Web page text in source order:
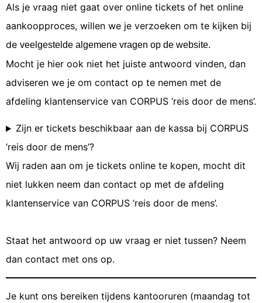
Als je vraag niet gaat over online tickets of het online
aankoopproces, willen we je verzoeken om te kijken bij
de veelgestelde algemene vragen op de website.
Mocht je hier ook niet het juiste antwoord vinden, dan
adviseren we je om contact op te nemen met de
afdeling klantenservice van CORPUS ‘reis door de mens’.
Zijn er tickets beschikbaar aan de kassa bij CORPUS
‘reis door de mens’?
Wij raden aan om je tickets online te kopen, mocht dit
niet lukken neem dan contact op met de afdeling
klantenservice van CORPUS ‘reis door de mens’.
Staat het antwoord op uw vraag er niet tussen? Neem
dan contact met ons op.
Je kunt ons bereiken tijdens kantooruren (maandag tot